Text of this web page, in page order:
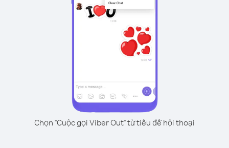
Chọn "Cuộc gọi Viber Out" từ tiêu đề hội thoại